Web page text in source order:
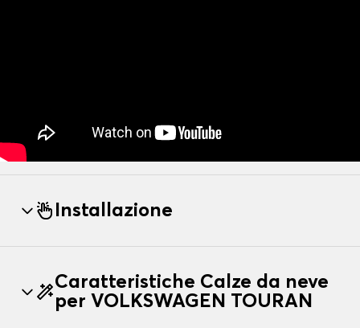
Installazione
Caratteristiche Calze da neve
per VOLKSWAGEN TOURAN